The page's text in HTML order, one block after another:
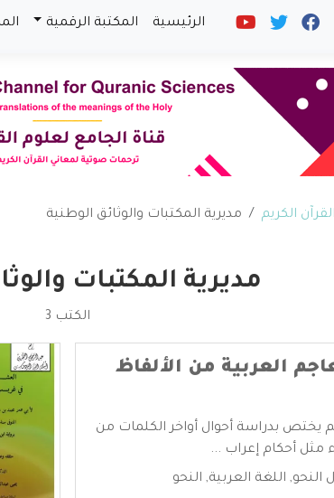
الرئيسية المكتبة الرقمية
الكريم مديرية المكتبات والوثائق الوطنية
مديرية المكتبات
الكتب 3
العربية من الألفاظ
يختص بدراسة أحوال أواخر الكلمات من
مثل أحكام إعراب ...
النحو, اللغة العربية, النحو